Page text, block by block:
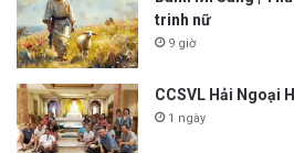
trinh nữ
9 giờ
CCSVL Hải Ngoại
1 ngày